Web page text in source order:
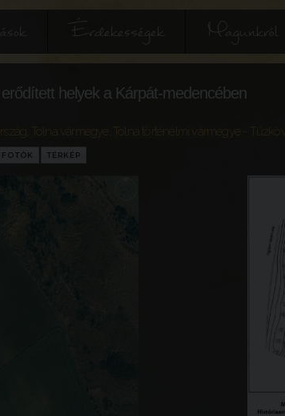
Érdekességek Magunkról
helyek a Kárpát-medencében
Tolna vármegye Tolna történelmi vármegye -
TÉRKÉP